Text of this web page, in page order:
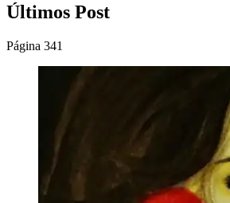
Últimos Post
Página 341